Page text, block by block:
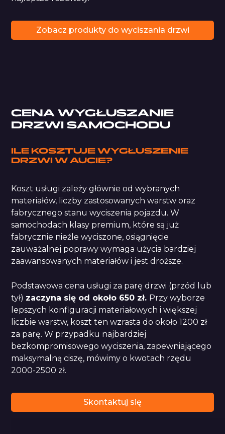
Zobacz produkty do wyciszania drzwi
CENA WYGŁUSZANIE
DRZWI SAMOCHODU
ILE KOSZTUJE WYGŁUSZENIE
DRZWIW AUCIE?
Koszt usługi zależy głównie od wybranych
materiałów, liczby zastosowanych warstw oraz
fabrycznego stanu wyciszenia pojazdu. W
samochodach klasy premium, które są już
fabrycznie nieźle wyciszone, osiągnięcie
zauważalnej poprawy wymaga użycia bardziej
zaawansowanych materiałów i jest droższe.
Podstawowa cena usługi za parę drzwi (przód lub
tył) zaczyna się od około 650 zł. Przy wyborze
lepszych konfiguracji materiałowych i większej
liczbie warstw, koszt ten wzrasta do około 1200 zł
za parę. W przypadku najbardziej
bezkompromisowego wyciszenia, zapewniającego
maksymalną ciszę, mówimyo kwotach rzędu
2000-2500 zł.
Skontaktuj się